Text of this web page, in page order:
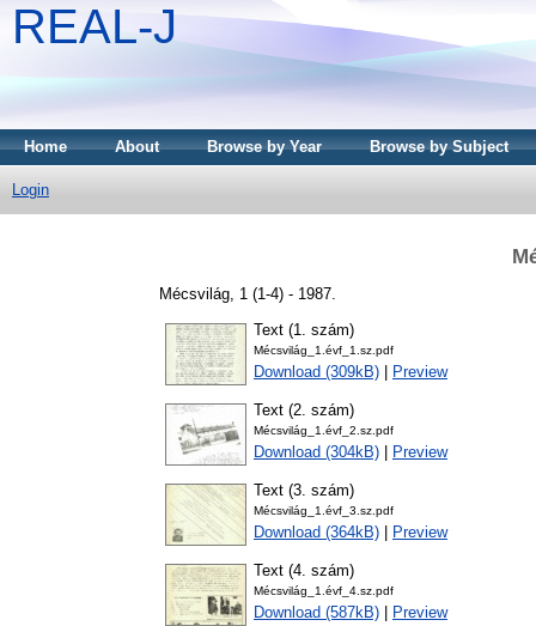
REAL-J
Home About Browse by Year Browse by Subject
Login
Mécsvilág, 1 (1-4) - 1987.
Text (1. szám)
Mécsvilág_1.évf_1.sz.pdf
Download (309kB) Preview
Text (2. szám)
Mécsvilág_1.évf_2.sz.pdf
Download (304kB) Preview
Text (3. szám)
Mécsvilág_1.évf_3.sz.pdf
Download (364kB) Preview
Text (4. szám)
Mécsvilág_1.évf_4.sz.pdf
Download (587kB) Preview